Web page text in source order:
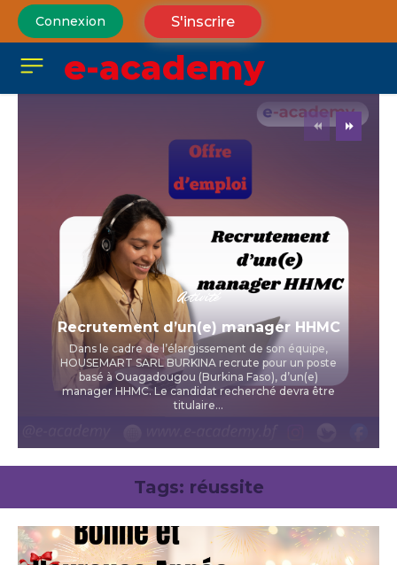
Connexion S'inscrire
e-academy
Activité
Recrutement d’un(e) manager HHMC
Dans le cadre de l’élargissement de son équipe,
HOUSEMART SARL BURKINA recrute pour un poste
basé à Ouagadougou (Burkina Faso), d’un(e)
manager HHMC. Le candidat recherché devra être
titulaire...
Tags: réussite